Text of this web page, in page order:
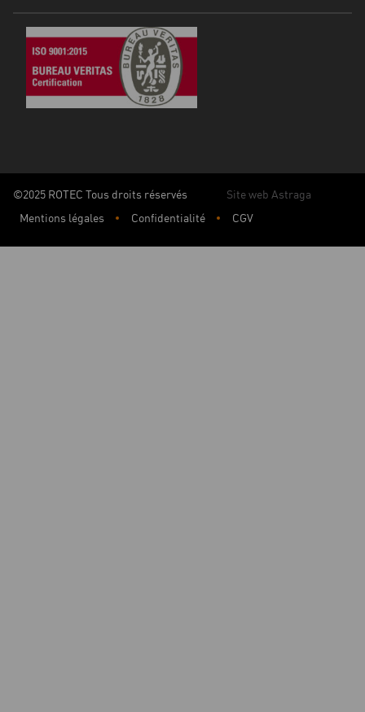
©2025 ROTEC Tous droits réservés
Site web Astraga
Mentions légales
Confidentialité CGV